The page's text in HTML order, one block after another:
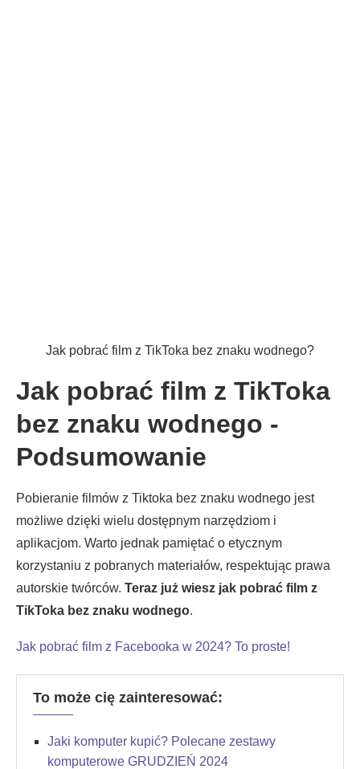
Jak pobrać film z TikToka bez znaku wodnego?
Jak pobrać film z TikToka
bez znaku wodnego -
Podsumowanie
Pobieranie filmów z Tiktoka bez znaku wodnego jest
możliwe dzięki wielu dostępnym narzędziom i
aplikacjom. Warto jednak pamiętać o etycznym
korzystaniu z pobranych materiałów, respektując prawa
autorskie twórców. Teraz już wiesz jak pobrać film z
TikToka bez znaku wodnego.
Jak pobrać film z Facebooka w 2024? To proste!
To może cię zainteresować:
Jaki komputer kupić? Polecane zestawy
komputerowe GRUDZIEŃ 2024